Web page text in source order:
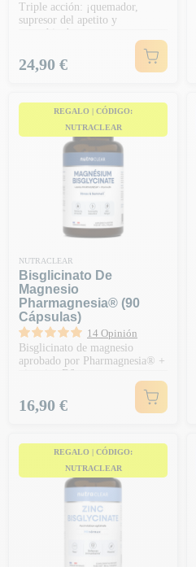
Triple acción: ¡quemador,
supresor del apetito y
energético!
Precio
24,90 €
REGALO | CÓDIGO:
NUTRACLEAR
NUTRACLEAR
Bisglicinato De
Magnesio
Pharmagnesia® (90
Cápsulas)
14 Opinión
Bisglicinato de magnesio
aprobado por Pharmagnesia® +
vitamina B6
Precio
16,90 €
REGALO | CÓDIGO:
NUTRACLEAR